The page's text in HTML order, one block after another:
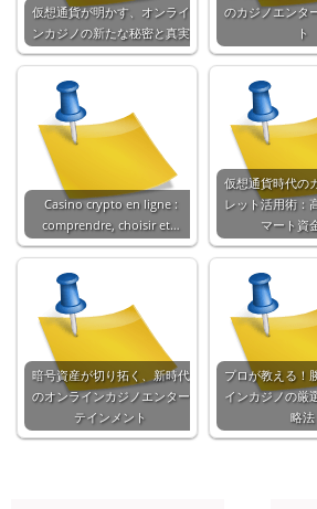
仮想通貨が明かす、オンライ
ンカジノの新たな秘密と真実
のカジノエンタ
ト
Casino crypto en ligne :
comprendre, choisir et…
仮想通貨時代の
レット活用術：
マート資
暗号資産が切り拓く、新時代
のオンラインカジノエンター
テインメント
プロが教える！
インカジノの厳
略法